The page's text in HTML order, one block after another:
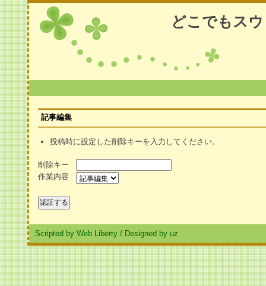
どこでもス
記事編集
投稿時に設定した削除キーを入力してください。
削除キー
作業内容
Scripted by Web Liberty / Designed by uz